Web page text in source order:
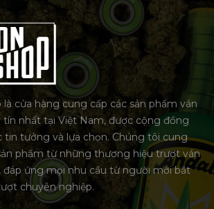
là cửa hàng cung cấp các sản phẩm ván
tín nhất tại Việt Nam, được cộng đồng
tưởng và lựa chọn. Chúng tôi cung
phẩm từ những thương hiệu trượt ván
đáp ứng mọi nhu cầu từ người mới bắt
chuyên nghiệp.